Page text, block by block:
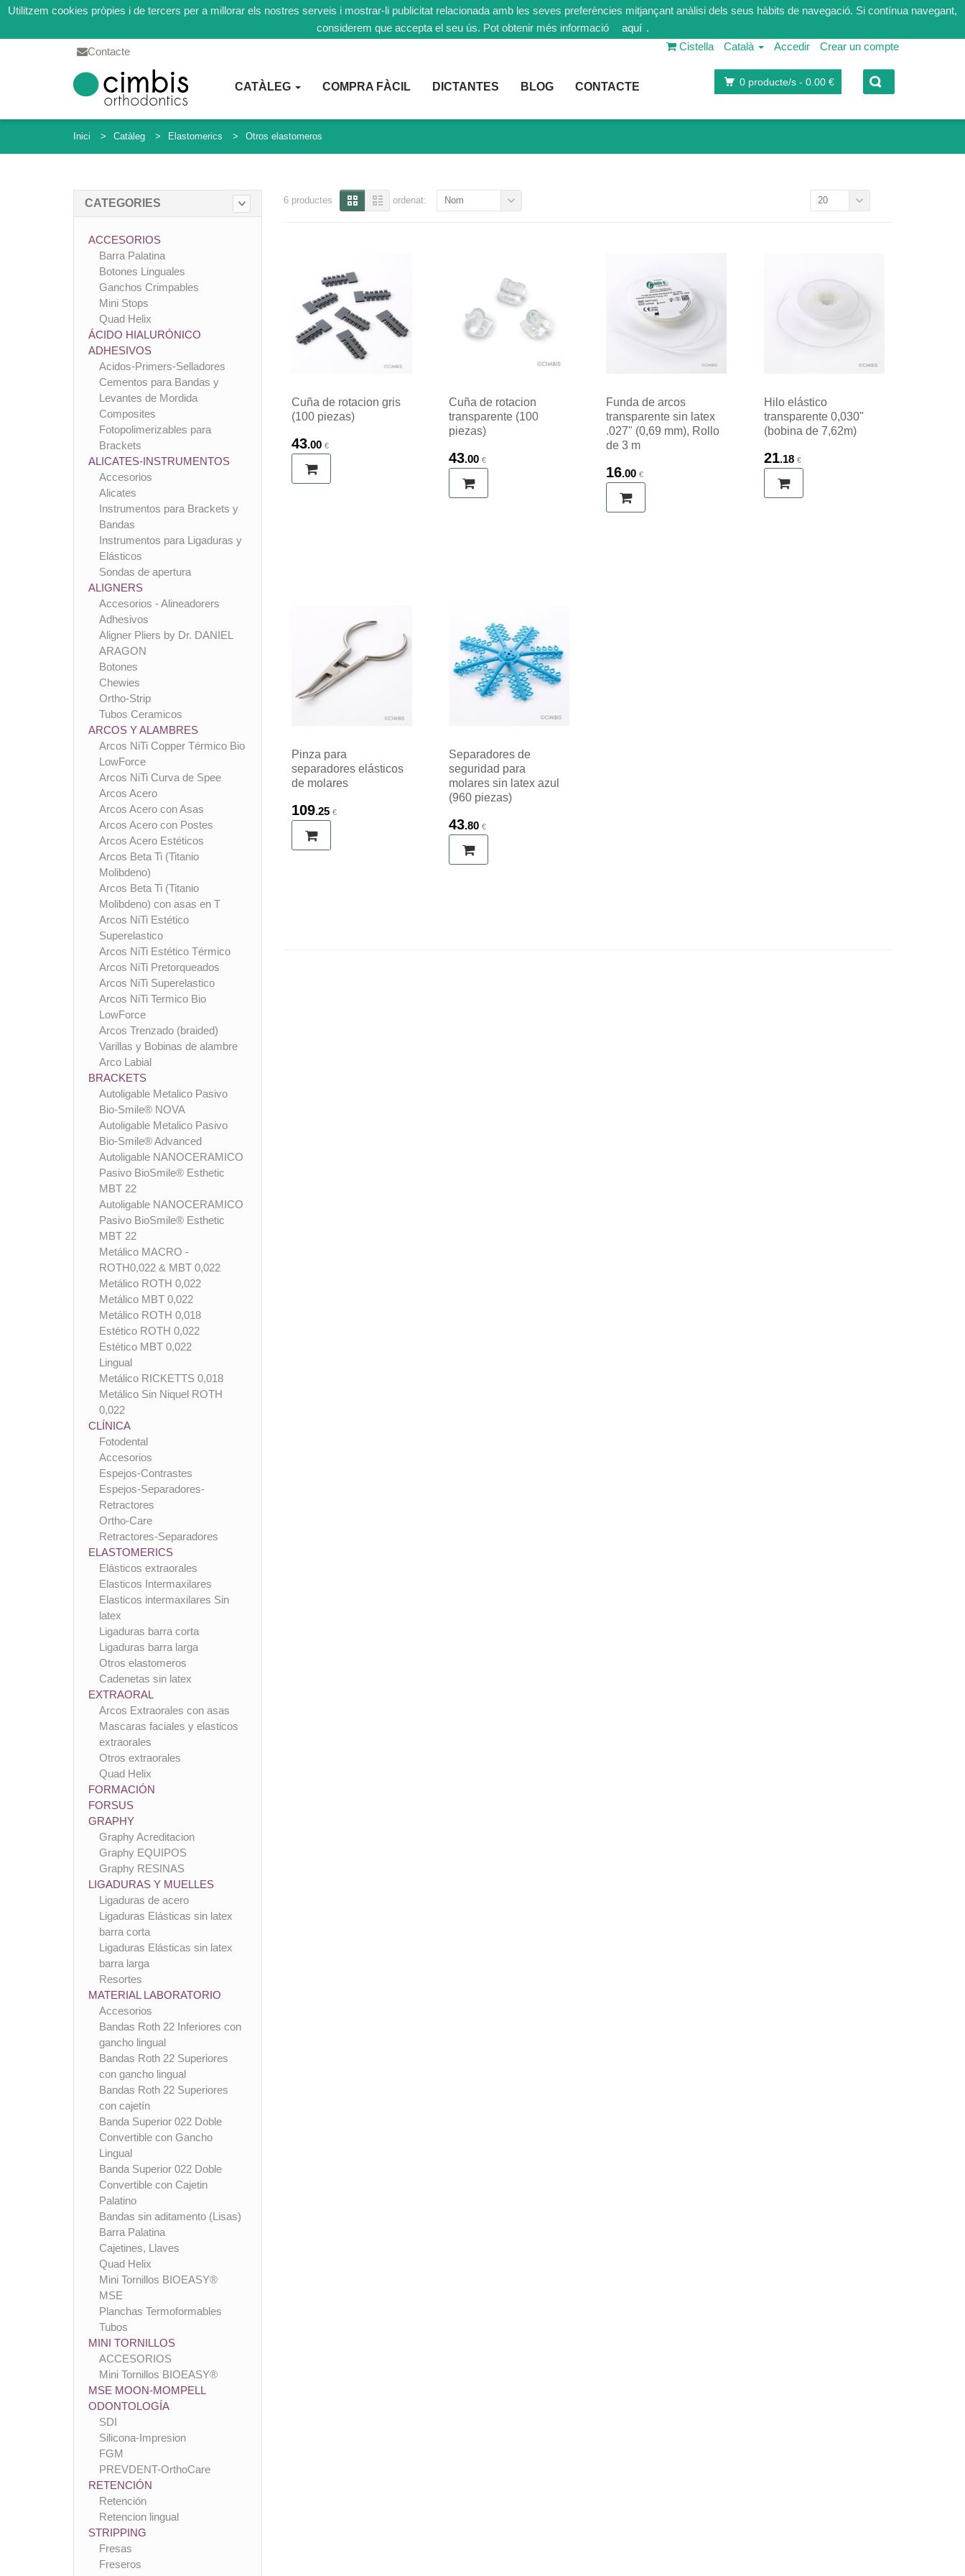
Utilitzem cookies pròpies i de tercers per a millorar els nostres serveis i mostrar-li publicitat relacionada amb les seves preferències mitjançant anàlisi dels seus hàbits de navegació. Si contínua navegant,
considerem que accepta el seu ús. Pot obtenir més informació
aquí .
Contacte
Cistella Català Accedir Crear un compte
CATÀLEG COMPRA FÀCIL DICTANTES BLOG CONTACTE 0 producte/s - 0.00 €
Inici Catàleg Elastomerics Otros elastomeros
CATEGORIES
ACCESORIOS
Barra Palatina
Botones Linguales
Ganchos Crimpables
Mini Stops
Quad Helix
ÁCIDO HIALURÓNICO
ADHESIVOS
Acidos-Primers-Selladores
Cementos para Bandas y
Levantes de Mordida
Composites
Fotopolimerizables para
Brackets
ALICATES-INSTRUMENTOS
Accesorios
Alicates
Instrumentos para Brackets y
Bandas
Instrumentos para Ligaduras y
Elásticos
Sondas de apertura
ALIGNERS
Accesorios - Alineadorers
Adhesivos
Aligner Pliers by Dr. DANIEL
ARAGON
Botones
Chewies
Ortho-Strip
Tubos Ceramicos
ARCOS Y ALAMBRES
Arcos NiTi Copper Térmico Bio
LowForce
Arcos NiTi Curva de Spee
Arcos Acero
Arcos Acero con Asas
Arcos Acero con Postes
Arcos Acero Estéticos
Arcos Beta Ti (Titanio
Molibdeno)
Arcos Beta Ti (Titanio
Molibdeno) con asas en T
Arcos NiTi Estético
Superelastico
Arcos NiTi Estético Térmico
Arcos NiTi Pretorqueados
Arcos NiTi Superelastico
Arcos NiTi Termico Bio
LowForce
Arcos Trenzado (braided)
Varillas y Bobinas de alambre
Arco Labial
BRACKETS
Autoligable Metalico Pasivo
Bio-Smile® NOVA
Autoligable Metalico Pasivo
Bio-Smile® Advanced
Autoligable NANOCERAMICO
Pasivo BioSmile® Esthetic
MBT 22
Autoligable NANOCERAMICO
Pasivo BioSmile® Esthetic
MBT 22
Metálico MACRO -
ROTH0,022 & MBT 0,022
Metálico ROTH 0,022
Metálico MBT 0,022
Metálico ROTH 0,018
Estético ROTH 0,022
Estético MBT 0,022
Lingual
Metálico RICKETTS 0,018
Metálico Sin Niquel ROTH
0,022
CLÍNICA
Fotodental
Accesorios
Espejos-Contrastes
Espejos-Separadores-
Retractores
Ortho-Care
Retractores-Separadores
ELASTOMERICS
Elásticos extraorales
Elasticos Intermaxilares
Elasticos intermaxilares Sin
latex
Ligaduras barra corta
Ligaduras barra larga
Otros elastomeros
Cadenetas sin latex
EXTRAORAL
Arcos Extraorales con asas
Mascaras faciales y elasticos
extraorales
Otros extraorales
Quad Helix
FORMACIÓN
FORSUS
GRAPHY
Graphy Acreditacion
Graphy EQUIPOS
Graphy RESINAS
LIGADURAS Y MUELLES
Ligaduras de acero
Ligaduras Elásticas sin latex
barra corta
Ligaduras Elásticas sin latex
barra larga
Resortes
MATERIAL LABORATORIO
Accesorios
Bandas Roth 22 Inferiores con
gancho lingual
Bandas Roth 22 Superiores
con gancho lingual
Bandas Roth 22 Superiores
con cajetín
Banda Superior 022 Doble
Convertible con Gancho
Lingual
Banda Superior 022 Doble
Convertible con Cajetin
Palatino
Bandas sin aditamento (Lisas)
Barra Palatina
Cajetines, Llaves
Quad Helix
Mini Tornillos BIOEASY®
MSE
Planchas Termoformables
Tubos
MINI TORNILLOS
ACCESORIOS
Mini Tornillos BIOEASY®
MSE MOON-MOMPELL
ODONTOLOGÍA
SDI
Silicona-Impresion
FGM
PREVDENT-OrthoCare
RETENCIÓN
Retención
Retencion lingual
STRIPPING
Fresas
Freseros
6 productes ordenat: Nom 20
Cuña de rotacion gris
(100 piezas)
43.00 €
Cuña de rotacion
transparente (100
piezas)
43.00 €
Funda de arcos
transparente sin latex
.027" (0,69 mm), Rollo
de 3 m
16.00 €
Hilo elástico
transparente 0,030"
(bobina de 7,62m)
21.18 €
Pinza para
separadores elásticos
de molares
109.25 €
Separadores de
seguridad para
molares sin latex azul
(960 piezas)
43.80 €